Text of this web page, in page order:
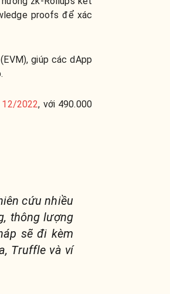
proofs để xác
giúp các dApp
12/2022, với 490.000
cứu nhiều
thông lượng
sẽ đi kèm
Truffle và ví